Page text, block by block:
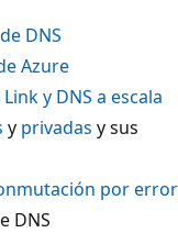
DNS
Azure
y DNS a escala
y privadas y sus
por error
DNS